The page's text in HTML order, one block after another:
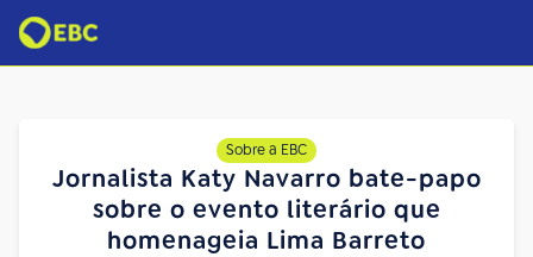
Sobre a EBC
Jornalista Katy Navarro bate-papo
sobre o evento literário que
homenageia Lima Barreto